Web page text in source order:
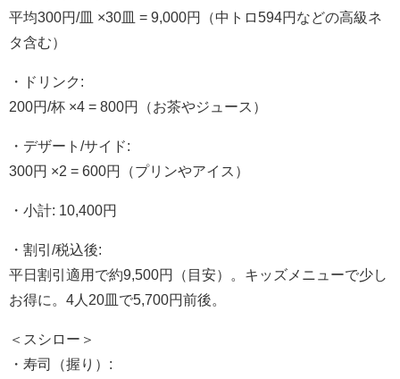
平均300円/皿 ×30皿 = 9,000円（中トロ594円などの高級ネ
タ含む）
・ドリンク:
200円/杯 ×4 = 800円（お茶やジュース）
・デザート/サイド:
300円 ×2 = 600円（プリンやアイス）
・小計: 10,400円
・割引/税込後:
平日割引適用で約9,500円（目安）。キッズメニューで少し
お得に。4人20皿で5,700円前後。
＜スシロー＞
・寿司（握り）: